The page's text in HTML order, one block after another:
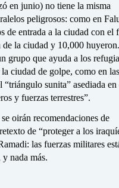
en junio) no tiene la misma
peligrosos: como en
de entrada a la ciudad con el
de la ciudad y 10,000 huyeron.
grupo que ayuda a los
ciudad de golpe, como en las
sunita” asediada en
y fuerzas terrestres”.
oirán recomendaciones de
de “proteger a los
las fuerzas militares
nada más.